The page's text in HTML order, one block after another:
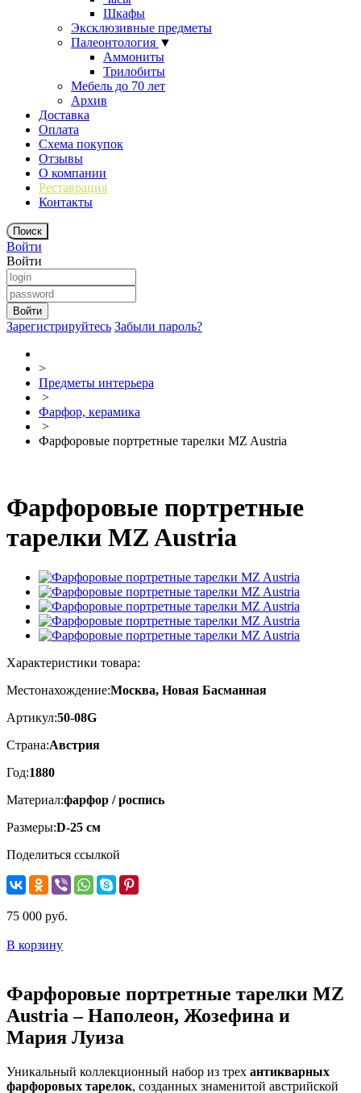
Шкафы
Эксклюзивные предметы
Палеонтология ▼
Аммониты
Трилобиты
Мебель до 70 лет
Архив
Доставка
Оплата
Схема покупок
Отзывы
О компании
Реставрация
Контакты
Войти
Войти
Зарегистрируйтесь Забыли пароль?
>
Предметы интерьера
>
Фарфор, керамика
>
Фарфоровые портретные тарелки MZ Austria
Фарфоровые портретные
тарелки MZ Austria
Характеристики товара:
Местонахождение:Москва, Новая Басманная
Артикул:50-08G
Страна:Австрия
Год:1880
Материал:фарфор / роспись
Размеры:D-25 см
Поделиться ссылкой
75 000 руб.
В корзину
Фарфоровые портретные тарелки MZ
Austria – Наполеон, Жозефина и
Мария Луиза
Уникальный коллекционный набор из трех антикварных
фарфоровых тарелок, созданных знаменитой австрийской